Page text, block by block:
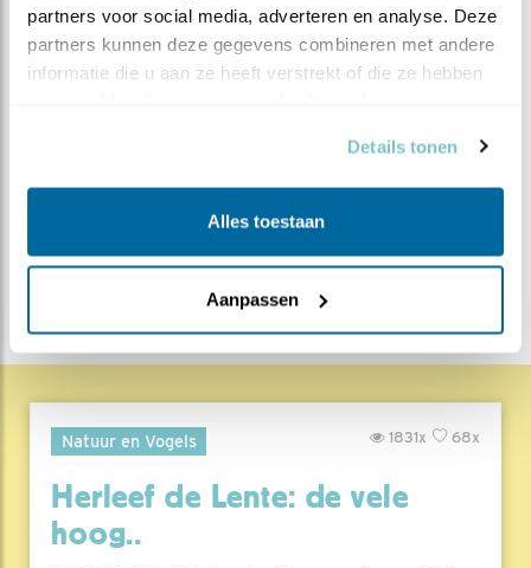
partners voor social media, adverteren en analyse. Deze
partners kunnen deze gegevens combineren met andere
informatie die u aan ze heeft verstrekt of die ze hebben
Details tonen
Alles toestaan
Aanpassen
Bewaar deze blog
DEEL DIT BERICHT
Natuur en Vogels 68x
1831x
Herleef de Lente: de vele
hoog..